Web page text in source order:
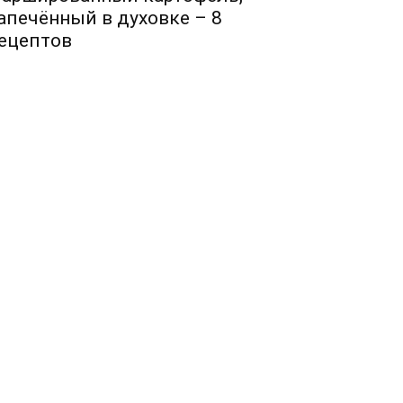
в духовке – 8